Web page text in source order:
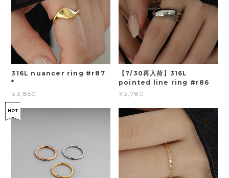
316L nuancer ring #r87
*
¥3,850
【7/30再入荷】316L
pointed line ring #r86
¥3,780